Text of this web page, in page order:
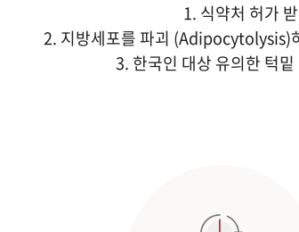
1. 식약처 허가
2. 지방세포를 파괴 (Adipocytolysis)
3. 한국인 대상 유의한 턱